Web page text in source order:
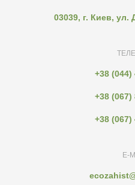
03039, г. Киев, ул.
+38 (044)
+38 (067)
+38 (067)
E-